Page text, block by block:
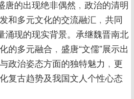
唐的出现绝非偶然﹐政治的清明
和多元文化的交流融汇﹐共同
涌现的现实背景。承继魏晋南北
的多元融合﹐盛唐“文儒”展示出
政治姿态方面的独特魅力﹐更
复古趋势及我国文人个性心态